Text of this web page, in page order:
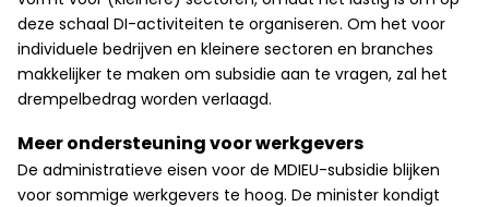
deze schaal DI-activiteiten te organiseren. Om het voor
individuele bedrijven en kleinere sectoren en branches
makkelijker te maken om subsidie aan te vragen, zal het
drempelbedrag worden verlaagd.
Meer ondersteuning voor werkgevers
De administratieve eisen voor de MDIEU-subsidie blijken
voor sommige werkgevers te hoog. De minister kondigt